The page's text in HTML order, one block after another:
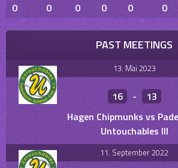
0
0 0 0 0 0
PAST MEETINGS
13. Mai 2023
16 -
13
Hagen Chipmunks vs
Untouchables III
11. September 2022